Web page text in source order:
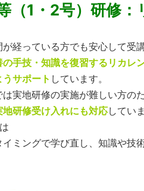
（1・2号）研修：
経っている方でも安心して受
手技・知識を復習するリカレ
サポート しています。
実地研修の実施が難しい方のた
研修受け入れにも対応してい
ミングで学び直し、知識や技